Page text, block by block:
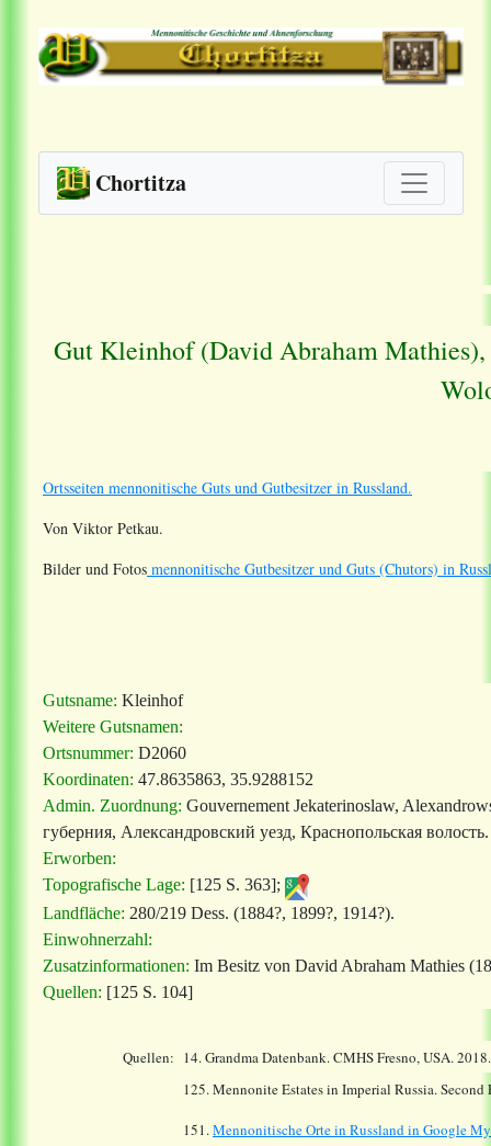
Chortitza
Gut Kleinhof (David Abraham
Ortsseiten mennonitische Guts und Gutbesitzer in Russland.
Von Viktor Petkau.
Bilder und Fotos mennonitische Gutbesitzer und Guts (Chutors) in
Gutsname: Kleinhof
Weitere Gutsnamen:
Ortsnummer: D2060
Koordinaten: 47.8635863, 35.9288152
Admin. Zuordnung: Gouvernement Jekaterinoslaw,
губерния, Александровский уезд, Краснопольская волость.
Erworben:
Topografische Lage: [125 S. 363];
Landfläche: 280/219 Dess. (1884?, 1899?, 1914?).
Einwohnerzahl:
Zusatzinformationen: Im Besitz von David Abraham Mathies
Quellen: [125 S. 104]
Quellen: 14.Grandma Datenbank. CMHS Fresno, USA.
125. Mennonite Estates in Imperial Russia.
151.Mennonitische Orte in Russland in Google